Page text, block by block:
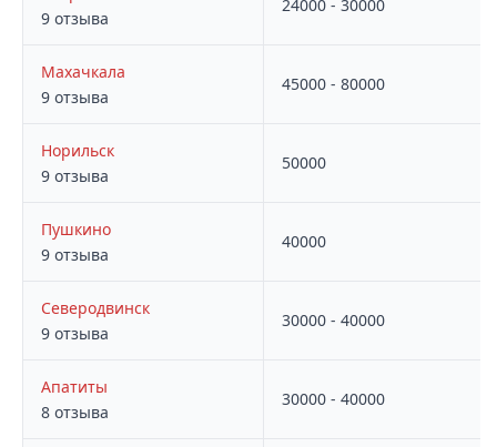
9 отзыва
24000 - 30000
Махачкала
9 отзыва
45000 - 80000
Норильск
9 отзыва
50000
Пушкино
9 отзыва
40000
Северодвинск
9 отзыва
30000 - 40000
Апатиты
8 отзыва
30000 - 40000